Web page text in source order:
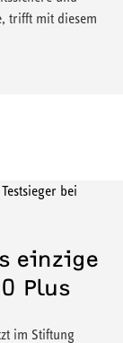
trifft mit diesem
einzige
Plus
im Stiftung